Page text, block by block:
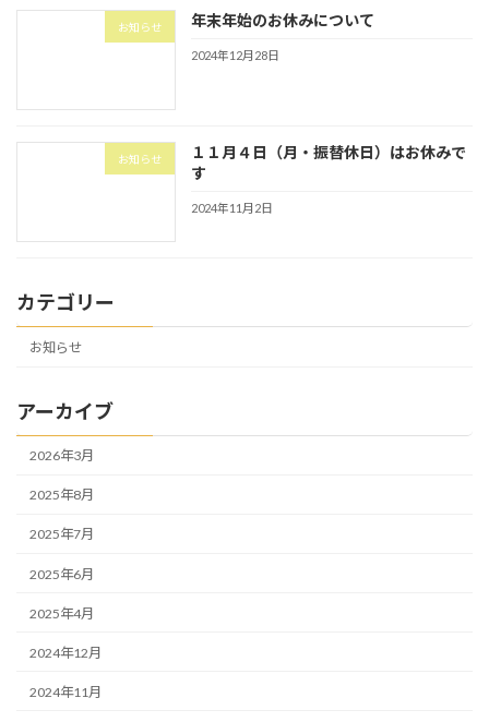
お知らせ 年末年始のお休みについて
2024年12月28日
お知らせ
１１月４日（月・振替休日）はお休みで
す
2024年11月2日
カテゴリー
お知らせ
アーカイブ
2026年3月
2025年8月
2025年7月
2025年6月
2025年4月
2024年12月
2024年11月